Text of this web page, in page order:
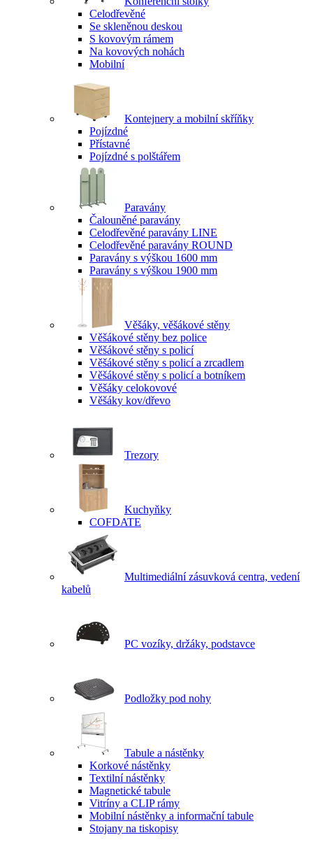
Celodřevěné
Se skleněnou deskou
S kovovým rámem
Na kovových nohách
Mobilní
Kontejnery a mobilní skříňky
Pojízdné
Přístavné
Pojízdné s polštářem
Paravány
Čalouněné paravány
Celodřevěné paravány LINE
Celodřevěné paravány ROUND
Paravány s výškou 1600 mm
Paravány s výškou 1900 mm
Věšáky, věšákové stěny
Věšákové stěny bez police
Věšákové stěny s policí
Věšákové stěny s policí a zrcadlem
Věšákové stěny s policí a botníkem
Věšáky celokovové
Věšáky kov/dřevo
Trezory
Kuchyňky
COFDATE
Multimediální zásuvková centra, vedení
kabelů
PC vozíky, držáky, podstavce
Podložky pod nohy
Tabule a nástěnky
Korkové nástěnky
Textilní nástěnky
Magnetické tabule
Vitríny a CLIP rámy
Mobilní nástěnky a informační tabule
Stojany na tiskopisy